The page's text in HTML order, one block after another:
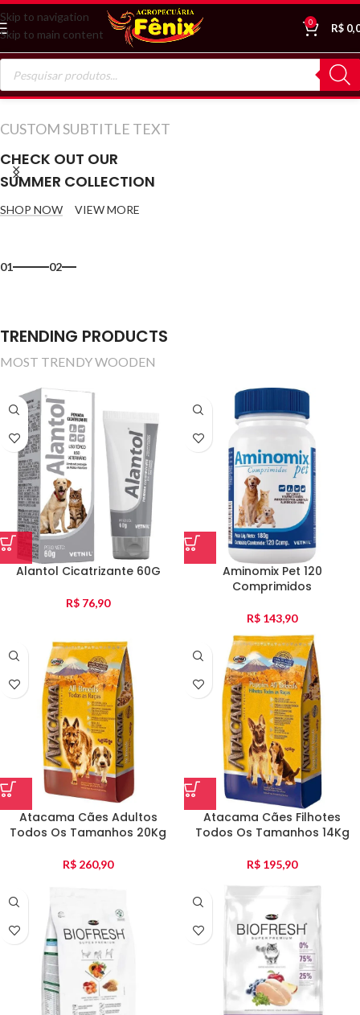
Skip to navigation
Skip to main content
0 R$
CUSTOM SUBTITLE TEXT
CHECK OUT OUR
SUMMER COLLECTION
SHOP NOW VIEW MORE
01 02
TRENDING PRODUCTS
MOST TRENDY WOODEN
Alantol Cicatrizante 60G
R$ 76,90
Aminomix Pet 120
Comprimidos
R$ 143,90
Atacama Cães Adultos
Todos Os Tamanhos 20Kg
R$ 260,90
Atacama Cães Filhotes
Todos Os Tamanhos 14Kg
R$ 195,90